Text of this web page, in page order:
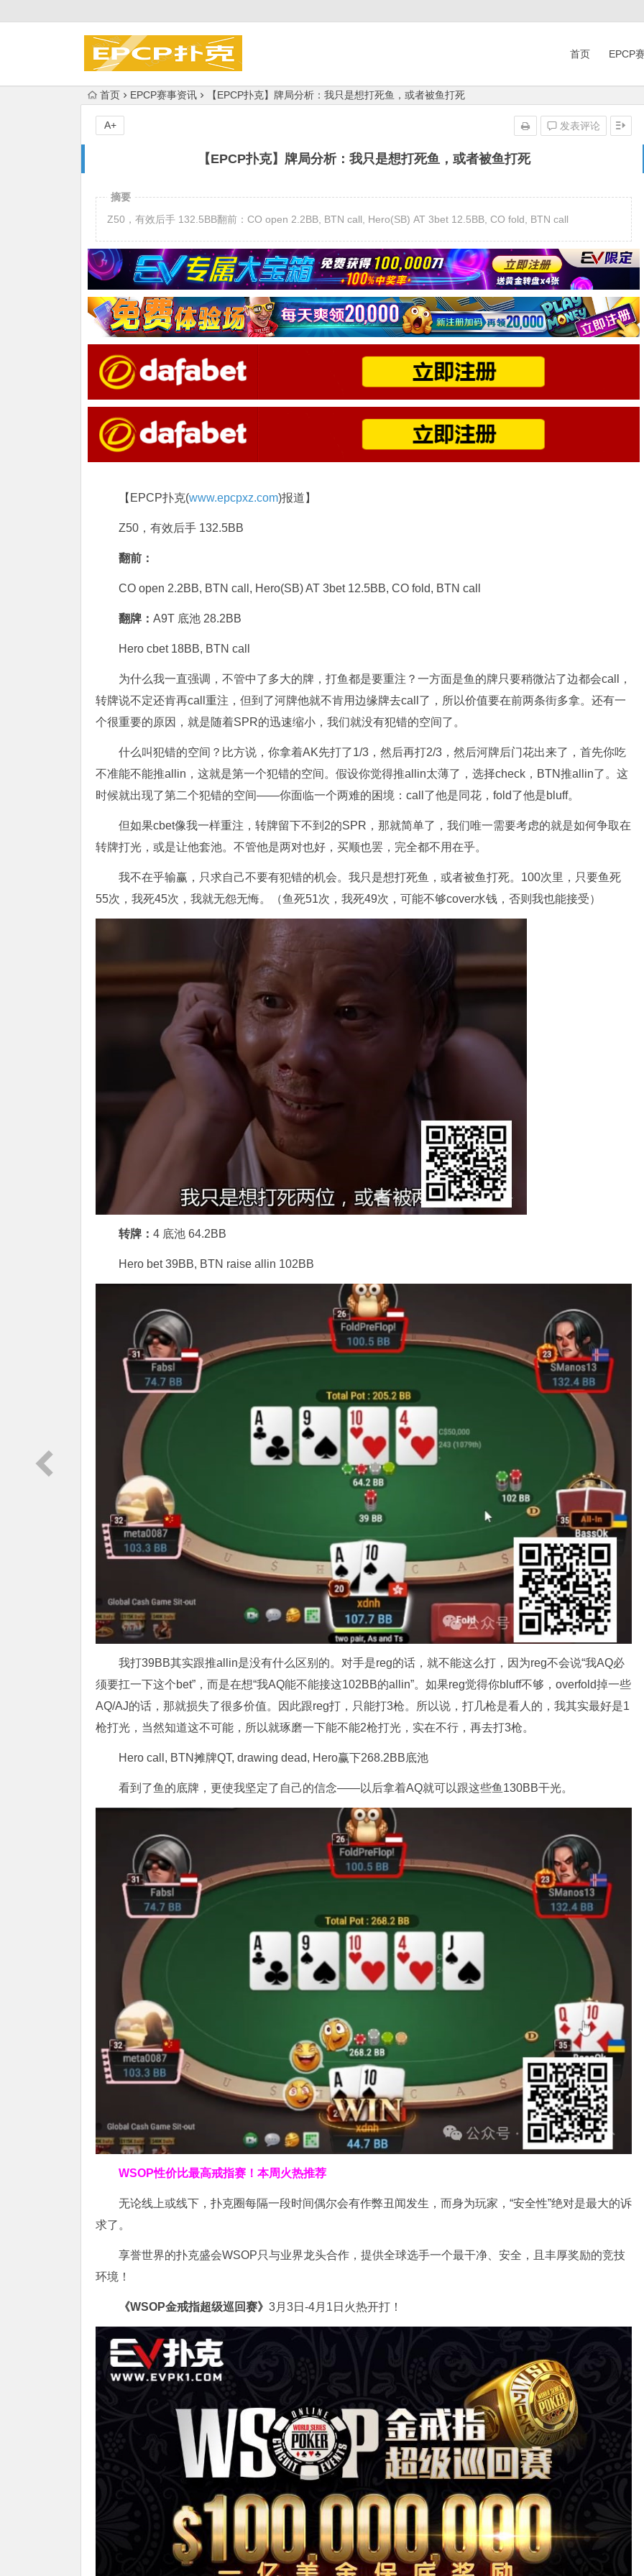
首页 EPCP
首页 EPCP赛事资讯 【EPCP扑克】牌局分析：我只是想打死鱼，或者被鱼打死
【EPCP扑克】牌局分析：我只是想打死鱼，或者被鱼打死
发表评论
A+
摘要
Z50，有效后手 132.5BB翻前：CO open 2.2BB, BTN call, Hero(SB) AT 3bet 12.5BB, CO fold, BTN call
【EPCP扑克(www.epcpxz.com)报道】
Z50，有效后手 132.5BB
翻前：
CO open 2.2BB, BTN call, Hero(SB) AT 3bet 12.5BB, CO fold, BTN call
翻牌： A9T 底池 28.2BB
Hero cbet 18BB, BTN call
为什么我一直强调，不管中了多大的牌，打鱼都是要重注？一方面是鱼的牌只要稍微沾了边都会call，
转牌说不定还肯再call重注，但到了河牌他就不肯用边缘牌去call了，所以价值要在前两条街多拿。还有一
个很重要的原因，就是随着SPR的迅速缩小，我们就没有犯错的空间了。
什么叫犯错的空间？比方说，你拿着AK先打了1/3，然后再打2/3，然后河牌后门花出来了，首先你吃
不准能不能推allin，这就是第一个犯错的空间。假设你觉得推allin太薄了，选择check，BTN推allin了。这
时候就出现了第二个犯错的空间——你面临一个两难的困境：call了他是同花，fold了他是bluff。
但如果cbet像我一样重注，转牌留下不到2的SPR，那就简单了，我们唯一需要考虑的就是如何争取在
转牌打光，或是让他套池。不管他是两对也好，买顺也罢，完全都不用在乎。
我不在乎输赢，只求自己不要有犯错的机会。我只是想打死鱼，或者被鱼打死。100次里，只要鱼死
55次，我死45次，我就无怨无悔。（鱼死51次，我死49次，可能不够cover水钱，否则我也能接受）
转牌： 4 底池 64.2BB
Hero bet 39BB, BTN raise allin 102BB
我打39BB其实跟推allin是没有什么区别的。对手是reg的话，就不能这么打，因为reg不会说“我AQ必
须要扛一下这个bet”，而是在想“我AQ能不能接这102BB的allin”。如果reg觉得你bluff不够，overfold掉一些
AQ/AJ的话，那就损失了很多价值。因此跟reg打，只能打3枪。所以说，打几枪是看人的，我其实最好是1
枪打光，当然知道这不可能，所以就琢磨一下能不能2枪打光，实在不行，再去打3枪。
Hero call, BTN摊牌QT, drawing dead, Hero赢下268.2BB底池
看到了鱼的底牌，更使我坚定了自己的信念——以后拿着AQ就可以跟这些鱼130BB干光。
WSOP性价比最高戒指赛！ 本周火热推荐
无论线上或线下，扑克圈每隔一段时间偶尔会有作弊丑闻发生，而身为玩家，“安全性”绝对是最大的诉
求了。
享誉世界的扑克盛会WSOP只与业界龙头合作，提供全球选手一个最干净、安全，且丰厚奖励的竞技
环境！
《WSOP金戒指超级巡回赛》 3月3日-4月1日火热开打！